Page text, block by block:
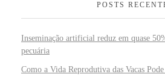
POSTS
Inseminação artificial reduz em quase
pecuária
Como a Vida Reprodutiva das Vacas